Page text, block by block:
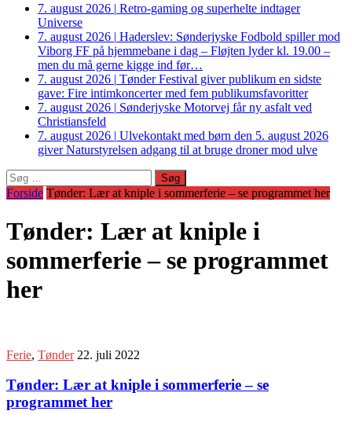
7. august 2026 | Retro-gaming og superhelte indtager
Universe
7. august 2026 | Haderslev: Sønderjyske Fodbold spiller mod
Viborg FF på hjemmebane i dag – Fløjten lyder kl. 19.00 –
men du må gerne kigge ind før…
7. august 2026 | Tønder Festival giver publikum en sidste
gave: Fire intimkoncerter med fem publikumsfavoritter
7. august 2026 | Sønderjyske Motorvej får ny asfalt ved
Christiansfeld
7. august 2026 | Ulvekontakt med børn den 5. august 2026
giver Naturstyrelsen adgang til at bruge droner mod ulve
Søg
efter:
Forside Tønder: Lær at kniple i sommerferie – se programmet her
Tønder: Lær at kniple i
sommerferie – se programmet
her
Ferie, Tønder 22. juli 2022
Tønder: Lær at kniple i sommerferie – se
programmet her